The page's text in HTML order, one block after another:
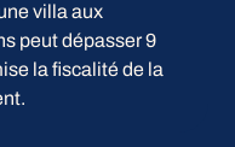
villa aux
peut dépasser 9
la fiscalité de la